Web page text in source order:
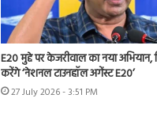
E20 मुद्दे पर केजरीवाल का नया अभियान,
करेंगे ‘नेशनल टाउनहॉल अगेंस्ट E20’
27 July 2026 - 3:51 PM